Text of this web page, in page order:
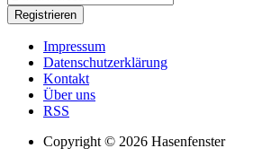
Registrieren
Impressum
Datenschutzerklärung
Kontakt
Über uns
RSS
Copyright © 2026 Hasenfenster